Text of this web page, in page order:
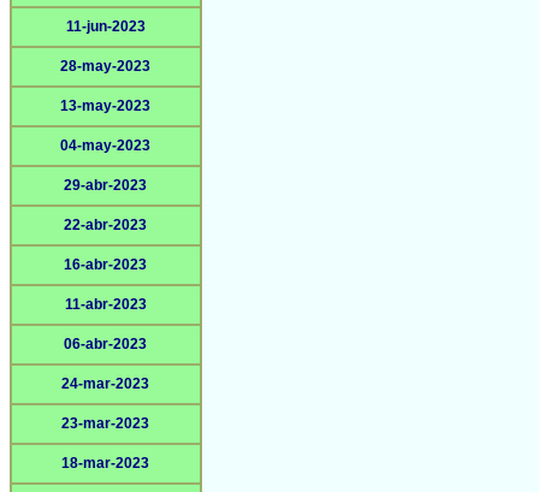
11-jun-2023
28-may-2023
13-may-2023
04-may-2023
29-abr-2023
22-abr-2023
16-abr-2023
11-abr-2023
06-abr-2023
24-mar-2023
23-mar-2023
18-mar-2023